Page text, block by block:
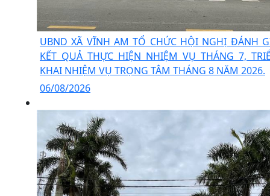
UBND XÃ VĨNH AM TỔ CHỨC HỘI NGHỊ ĐÁNH
KẾT QUẢ THỰC HIỆN NHIỆM VỤ THÁNG 7,
KHAI NHIỆM VỤ TRỌNG TÂM THÁNG 8 NĂM 2026.
06/08/2026